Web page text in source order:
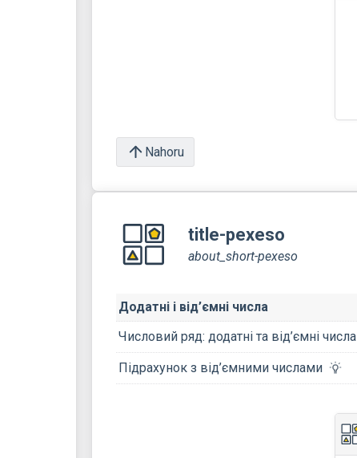
Nahoru
title-pexeso
about_short-pexeso
Додатні і від’ємні числа
Числовий ряд: додатні та від’ємні числа
Підрахунок з від’ємними числами